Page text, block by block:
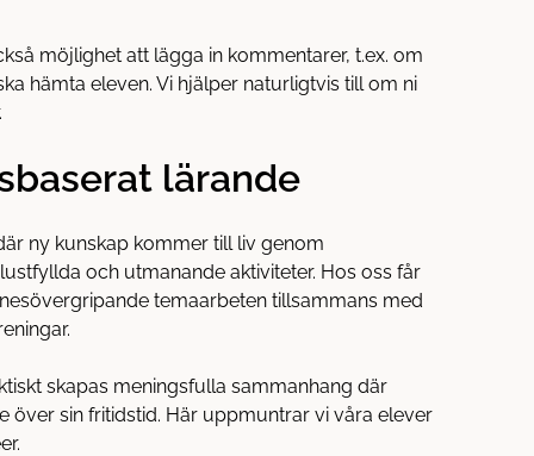
möjlighet att lägga in kommentarer, t.ex. om
hämta eleven. Vi hjälper naturligtvis till om ni
lärande
ny kunskap kommer till liv genom
och utmanande aktiviteter. Hos oss får
temaarbeten tillsammans med
skapas meningsfulla sammanhang där
över sin fritidstid. Här uppmuntrar vi våra elever